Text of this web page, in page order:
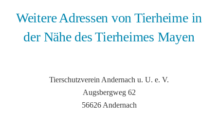
Weitere Adressen von Tierheime in
der Nähe des Tierheimes Mayen
Tierschutzverein Andernach u. U. e. V.
Augsbergweg 62
56626 Andernach